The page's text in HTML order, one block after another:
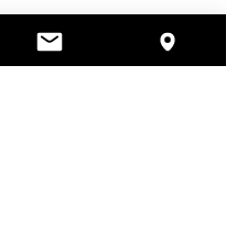
01440
978-364-0920